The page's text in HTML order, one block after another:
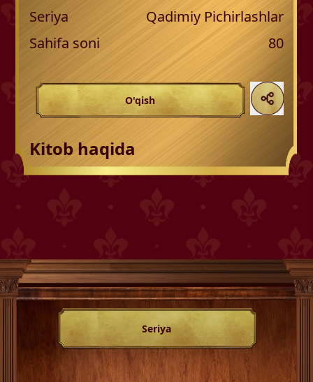
Seriya
Qadimiy Pichirlashlar
Sahifa soni
80
O'qish
Kitob haqida
Seriya